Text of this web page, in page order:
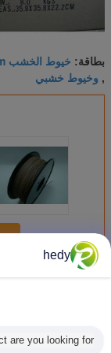
بطاقة: خيوط الخشب 1.75mm
, وخيوط خشبي
أكثرخيوط طابعة
hedy
are you looking for?